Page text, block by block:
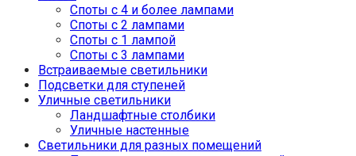
Споты с 4 и более лампами
Споты с 2 лампами
Споты с 1 лампой
Споты с 3 лампами
Встраиваемые светильники
Подсветки для ступеней
Уличные светильники
Ландшафтные столбики
Уличные настенные
Светильники для разных помещений